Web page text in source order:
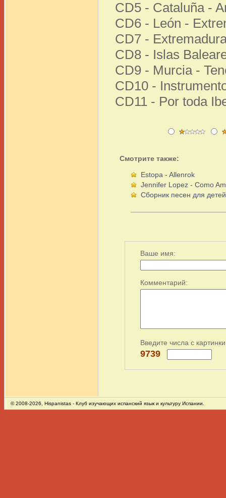
CD5 - Cataluña -
CD6 - León -
CD7 -
CD8 - Islas
CD9 - Murcia -
CD10 -
CD11 - Por toda
Смотрите также:
Estopa - Allenrok
Jennifer Lopez - Como
Сборник песен для
Ваше имя:
Комментарий:
Введите числа с
9739
© 2008-2026, Hispanistas - Клуб изучающих испанский язык и культуру Испании.